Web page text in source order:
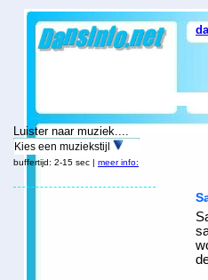
Luister naar muziek....
Kies een muziekstijl
buffertijd: 2-15 sec | meer info: